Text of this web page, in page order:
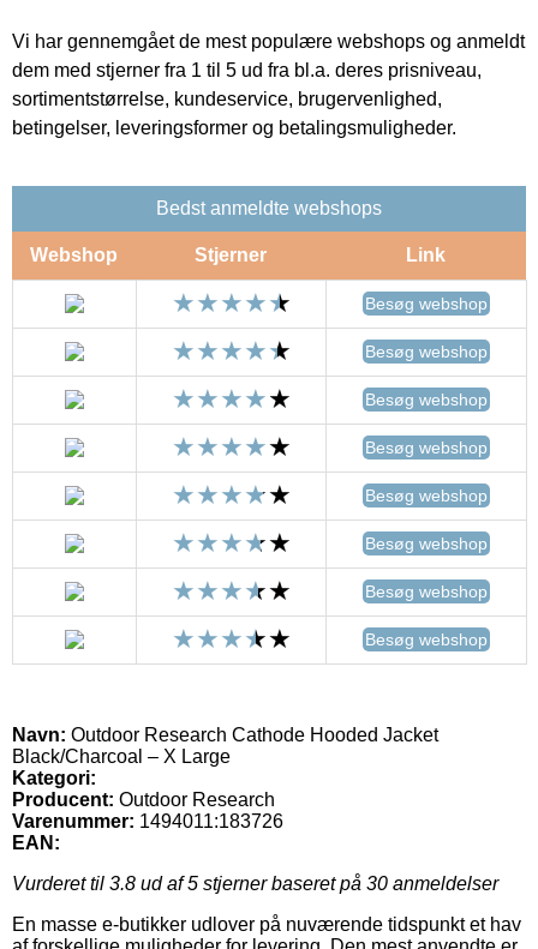
Vi har gennemgået de mest populære webshops og anmeldt
dem med stjerner fra 1 til 5 ud fra bl.a. deres prisniveau,
sortimentstørrelse, kundeservice, brugervenlighed,
betingelser, leveringsformer og betalingsmuligheder.
Bedst anmeldte webshops
Webshop Stjerner Link
Besøg webshop
Besøg webshop
Besøg webshop
Besøg webshop
Besøg webshop
Besøg webshop
Besøg webshop
Besøg webshop
Navn: Outdoor Research Cathode Hooded Jacket
Black/Charcoal – X Large
Kategori:
Producent: Outdoor Research
Varenummer: 1494011:183726
EAN:
Vurderet til 3.8 ud af 5 stjerner baseret på 30 anmeldelser
En masse e-butikker udlover på nuværende tidspunkt et hav